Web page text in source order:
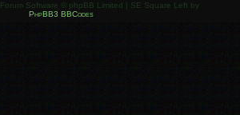
Software © phpBB Limited | SE Square Left by
PhpBB3 BBCodes